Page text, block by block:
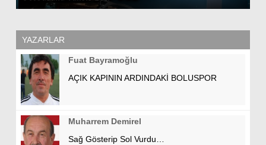
YAZARLAR
Fuat Bayramoğlu
AÇIK KAPININ ARDINDAKİ BOLUSPOR
Muharrem Demirel
Sağ Gösterip Sol Vurdu…